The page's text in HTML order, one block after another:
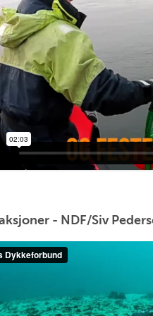
- NDF/Siv